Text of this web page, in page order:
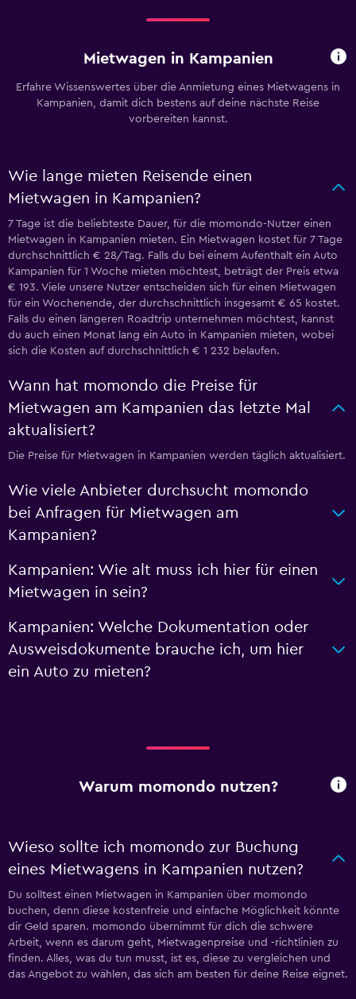
Mietwagen in Kampanien
Erfahre Wissenswertes über die Anmietung eines Mietwagens in
Kampanien, damit dich bestens auf deine nächste Reise
vorbereiten kannst.
Wie lange mieten Reisende einen
Mietwagen in Kampanien?
7 Tage ist die beliebteste Dauer, für die momondo-Nutzer einen
Mietwagen in Kampanien mieten. Ein Mietwagen kostet für 7 Tage
durchschnittlich € 28/Tag. Falls du bei einem Aufenthalt ein Auto
Kampanien für 1 Woche mieten möchtest, beträgt der Preis etwa
€ 193. Viele unsere Nutzer entscheiden sich für einen Mietwagen
für ein Wochenende, der durchschnittlich insgesamt € 65 kostet.
Falls du einen längeren Roadtrip unternehmen möchtest, kannst
du auch einen Monat lang ein Auto in Kampanien mieten, wobei
sich die Kosten auf durchschnittlich € 1 232 belaufen.
Wann hat momondo die Preise für
Mietwagen am Kampanien das letzte Mal
aktualisiert?
Die Preise für Mietwagen in Kampanien werden täglich aktualisiert.
Wie viele Anbieter durchsucht momondo
bei Anfragen für Mietwagen am
Kampanien?
Kampanien: Wie alt muss ich hier für einen
Mietwagen in sein?
Kampanien: Welche Dokumentation oder
Ausweisdokumente brauche ich, um hier
ein Auto zu mieten?
Warum momondo nutzen?
Wieso sollte ich momondo zur Buchung
eines Mietwagens in Kampanien nutzen?
Du solltest einen Mietwagen in Kampanien über momondo
buchen, denn diese kostenfreie und einfache Möglichkeit könnte
dir Geld sparen. momondo übernimmt für dich die schwere
Arbeit, wenn es darum geht, Mietwagenpreise und -richtlinien zu
finden. Alles, was du tun musst, ist es, diese zu vergleichen und
das Angebot zu wählen, das sich am besten für deine Reise eignet.